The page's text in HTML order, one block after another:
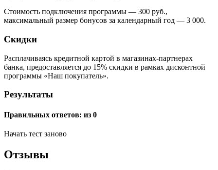
Стоимость подключения программы — 300 руб.,
максимальный размер бонусов за календарный год — 3 000.
Скидки
Расплачиваясь кредитной картой в магазинах-партнерах
банка, предоставляется до 15% скидки в рамках дисконтной
программы «Наш покупатель».
Результаты
Правильных ответов: из 0
Начать тест заново
Отзывы